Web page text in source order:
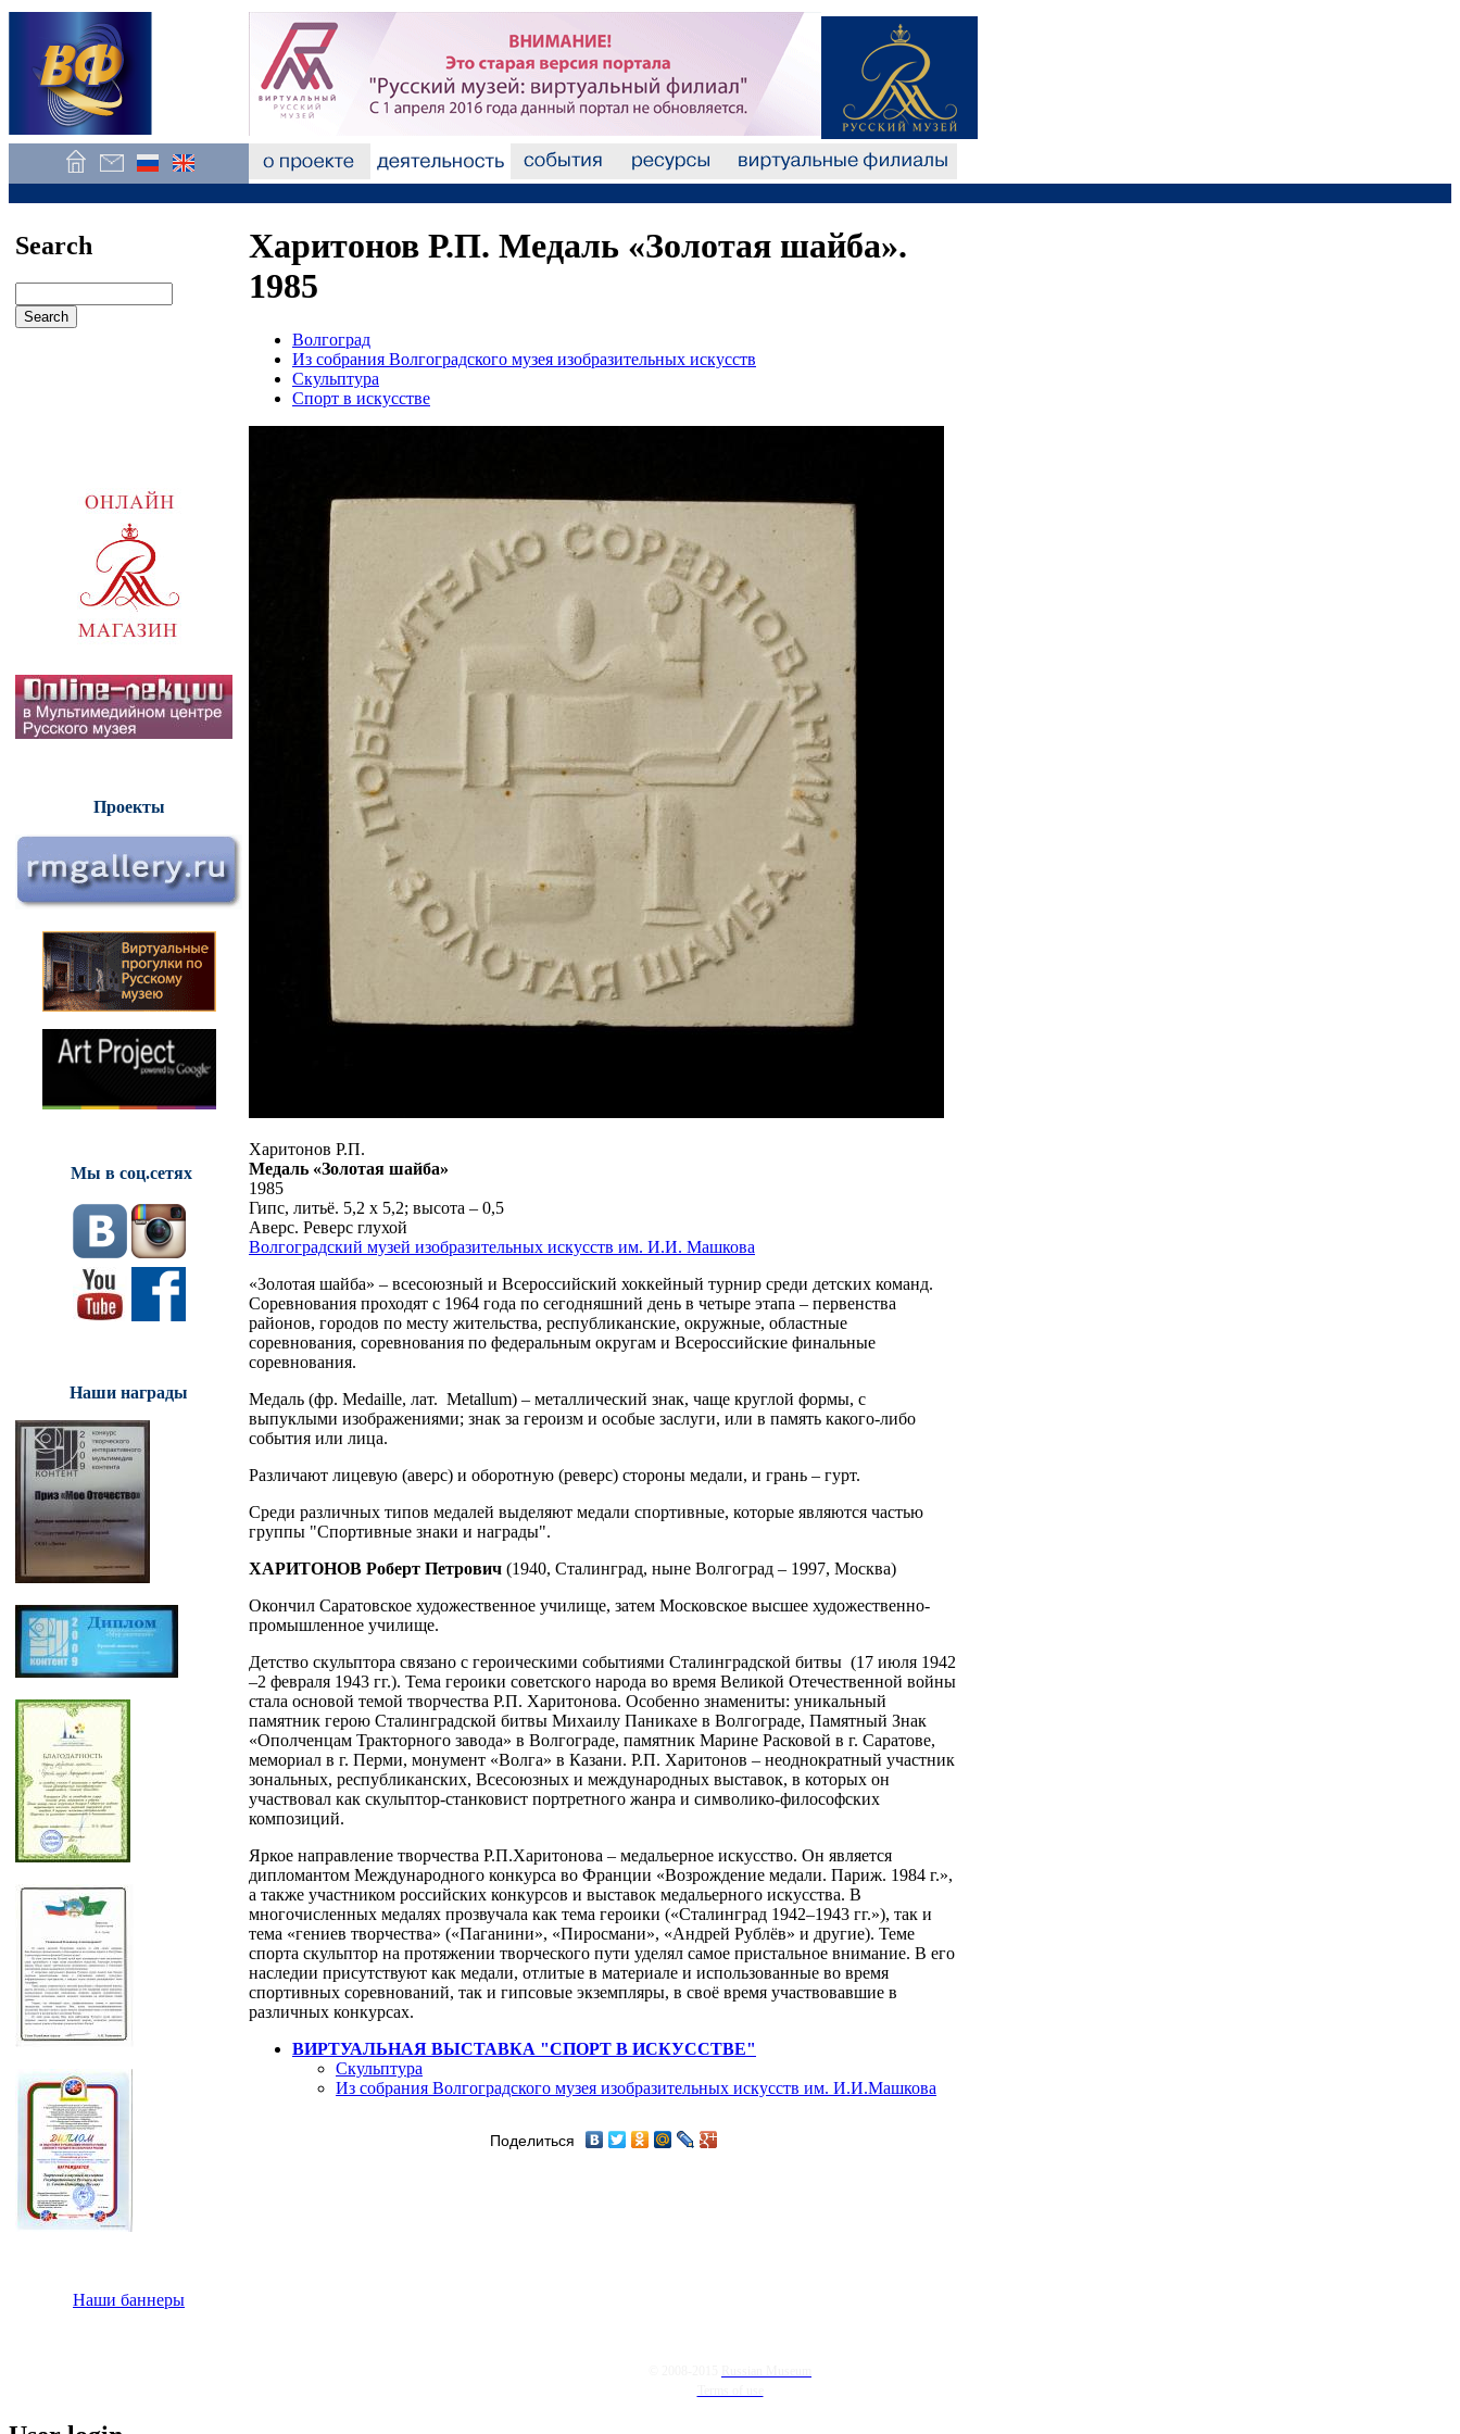
Search
Проекты
Мы в соц.сетях
Наши награды
Наши баннеры
Харитонов Р.П. Медаль «Золотая шайба».
1985
Волгоград
Из собрания Волгоградского музея изобразительных искусств
Скульптура
Спорт в искусстве
Харитонов Р.П.
Медаль «Золотая шайба»
1985
Гипс, литьё. 5,2 х 5,2; высота – 0,5
Аверс. Реверс глухой
Волгоградский музей изобразительных искусств им. И.И. Машкова
«Золотая шайба» – всесоюзный и Всероссийский хоккейный турнир среди детских команд.
Соревнования проходят с 1964 года по сегодняшний день в четыре этапа – первенства
районов, городов по месту жительства, республиканские, окружные, областные
соревнования, соревнования по федеральным округам и Всероссийские финальные
соревнования.
Медаль (фр. Medaille, лат. Metallum) – металлический знак, чаще круглой формы, с
выпуклыми изображениями; знак за героизм и особые заслуги, или в память какого-либо
события или лица.
Различают лицевую (аверс) и оборотную (реверс) стороны медали, и грань – гурт.
Среди различных типов медалей выделяют медали спортивные, которые являются частью
группы "Спортивные знаки и награды".
ХАРИТОНОВ Роберт Петрович (1940, Сталинград, ныне Волгоград – 1997, Москва)
Окончил Саратовское художественное училище, затем Московское высшее художественно-
промышленное училище.
Детство скульптора связано с героическими событиями Сталинградской битвы (17 июля 1942
–2 февраля 1943 гг.). Тема героики советского народа во время Великой Отечественной войны
стала основой темой творчества Р.П. Харитонова. Особенно знамениты: уникальный
памятник герою Сталинградской битвы Михаилу Паникахе в Волгограде, Памятный Знак
«Ополченцам Тракторного завода» в Волгограде, памятник Марине Расковой в г. Саратове,
мемориал в г. Перми, монумент «Волга» в Казани. Р.П. Харитонов – неоднократный участник
зональных, республиканских, Всесоюзных и международных выставок, в которых он
участвовал как скульптор-станковист портретного жанра и символико-философских
композиций.
Яркое направление творчества Р.П.Харитонова – медальерное искусство. Он является
дипломантом Международного конкурса во Франции «Возрождение медали. Париж. 1984 г.»,
а также участником российских конкурсов и выставок медальерного искусства. В
многочисленных медалях прозвучала как тема героики («Сталинград 1942–1943 гг.»), так и
тема «гениев творчества» («Паганини», «Пиросмани», «Андрей Рублёв» и другие). Теме
спорта скульптор на протяжении творческого пути уделял самое пристальное внимание. В его
наследии присутствуют как медали, отлитые в материале и использованные во время
спортивных соревнований, так и гипсовые экземпляры, в своё время участвовавшие в
различных конкурсах.
ВИРТУАЛЬНАЯ ВЫСТАВКА "СПОРТ В ИСКУССТВЕ"
Скульптура
Из собрания Волгоградского музея изобразительных искусств им. И.И.Машкова
Поделиться